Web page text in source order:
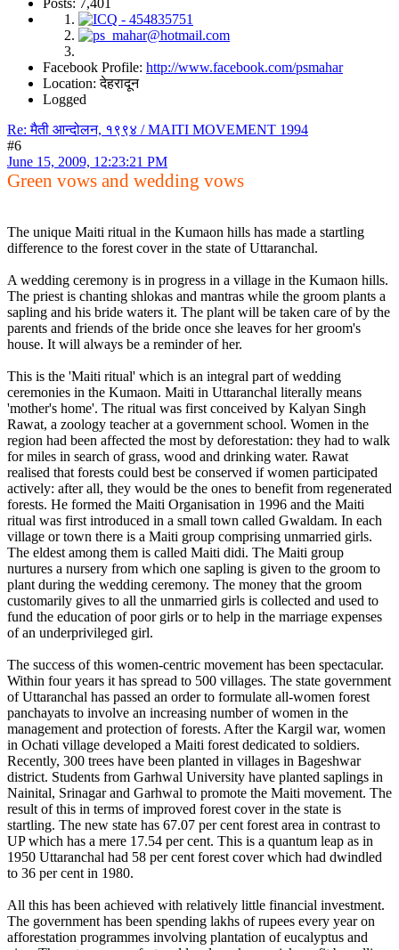
Posts: 7,401
Facebook Profile: http://www.facebook.com/psmahar
Location: देहरादून
Logged
Re: मैती आन्दोलन, १९९४ / MAITI MOVEMENT 1994
#6
June 15, 2009, 12:23:21 PM
Green vows and wedding vows
The unique Maiti ritual in the Kumaon hills has made a startling
difference to the forest cover in the state of Uttaranchal.
A wedding ceremony is in progress in a village in the Kumaon hills.
The priest is chanting shlokas and mantras while the groom plants a
sapling and his bride waters it. The plant will be taken care of by the
parents and friends of the bride once she leaves for her groom's
house. It will always be a reminder of her.
This is the 'Maiti ritual' which is an integral part of wedding
ceremonies in the Kumaon. Maiti in Uttaranchal literally means
'mother's home'. The ritual was first conceived by Kalyan Singh
Rawat, a zoology teacher at a government school. Women in the
region had been affected the most by deforestation: they had to walk
for miles in search of grass, wood and drinking water. Rawat
realised that forests could best be conserved if women participated
actively: after all, they would be the ones to benefit from regenerated
forests. He formed the Maiti Organisation in 1996 and the Maiti
ritual was first introduced in a small town called Gwaldam. In each
village or town there is a Maiti group comprising unmarried girls.
The eldest among them is called Maiti didi. The Maiti group
nurtures a nursery from which one sapling is given to the groom to
plant during the wedding ceremony. The money that the groom
customarily gives to all the unmarried girls is collected and used to
fund the education of poor girls or to help in the marriage expenses
of an underprivileged girl.
The success of this women-centric movement has been spectacular.
Within four years it has spread to 500 villages. The state government
of Uttaranchal has passed an order to formulate all-women forest
panchayats to involve an increasing number of women in the
management and protection of forests. After the Kargil war, women
in Ochati village developed a Maiti forest dedicated to soldiers.
Recently, 300 trees have been planted in villages in Bageshwar
district. Students from Garhwal University have planted saplings in
Nainital, Srinagar and Garhwal to promote the Maiti movement. The
result of this in terms of improved forest cover in the state is
startling. The new state has 67.07 per cent forest area in contrast to
UP which has a mere 17.54 per cent. This is a quantum leap as in
1950 Uttaranchal had 58 per cent forest cover which had dwindled
to 36 per cent in 1980.
All this has been achieved with relatively little financial investment.
The government has been spending lakhs of rupees every year on
afforestation programmes involving plantation of eucalyptus and